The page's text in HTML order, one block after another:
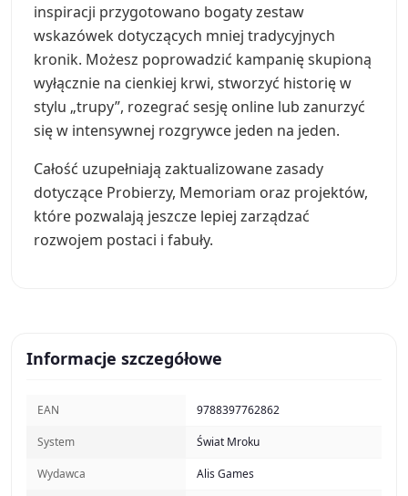
inspiracji przygotowano bogaty zestaw
wskazówek dotyczących mniej tradycyjnych
kronik. Możesz poprowadzić kampanię skupioną
wyłącznie na cienkiej krwi, stworzyć historię w
stylu „trupy”, rozegrać sesję online lub zanurzyć
się w intensywnej rozgrywce jeden na jeden.
Całość uzupełniają zaktualizowane zasady
dotyczące Probierzy, Memoriam oraz projektów,
które pozwalają jeszcze lepiej zarządzać
rozwojem postaci i fabuły.
Informacje szczegółowe
EAN 9788397762862
System Świat Mroku
Wydawca Alis Games